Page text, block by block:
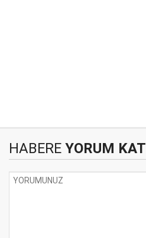
HABERE YORUM KAT